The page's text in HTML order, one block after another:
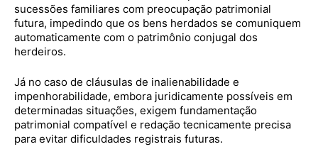
sucessões familiares com preocupação patrimonial
futura, impedindo que os bens herdados se comuniquem
automaticamente com o patrimônio conjugal dos
herdeiros.
Já no caso de cláusulas de inalienabilidade e
impenhorabilidade, embora juridicamente possíveis em
determinadas situações, exigem fundamentação
patrimonial compatível e redação tecnicamente precisa
para evitar dificuldades registrais futuras.